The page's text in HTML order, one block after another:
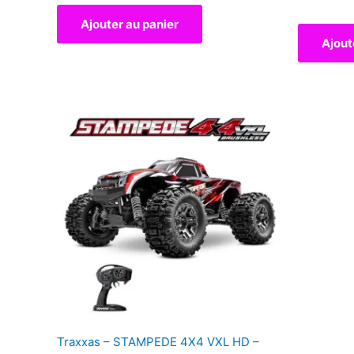
Ajouter au panier
Traxxas – STAMPEDE 4X4 VXL HD –